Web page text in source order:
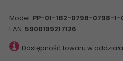
Model: PP-01-182-0798-0798-1-
EAN: 5900199217126
Dostępność towaru w